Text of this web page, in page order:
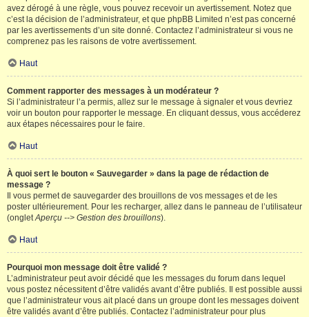
avez dérogé à une règle, vous pouvez recevoir un avertissement. Notez que
c’est la décision de l’administrateur, et que phpBB Limited n’est pas concerné
par les avertissements d’un site donné. Contactez l’administrateur si vous ne
comprenez pas les raisons de votre avertissement.
Haut
Comment rapporter des messages à un modérateur ?
Si l’administrateur l’a permis, allez sur le message à signaler et vous devriez
voir un bouton pour rapporter le message. En cliquant dessus, vous accéderez
aux étapes nécessaires pour le faire.
Haut
À quoi sert le bouton « Sauvegarder » dans la page de rédaction de
message ?
Il vous permet de sauvegarder des brouillons de vos messages et de les
poster ultérieurement. Pour les recharger, allez dans le panneau de l’utilisateur
(ongletAperçu --> Gestion des brouillons).
Haut
Pourquoi mon message doit être validé ?
L’administrateur peut avoir décidé que les messages du forum dans lequel
vous postez nécessitent d’être validés avant d’être publiés. Il est possible aussi
que l’administrateur vous ait placé dans un groupe dont les messages doivent
être validés avant d’être publiés. Contactez l’administrateur pour plus